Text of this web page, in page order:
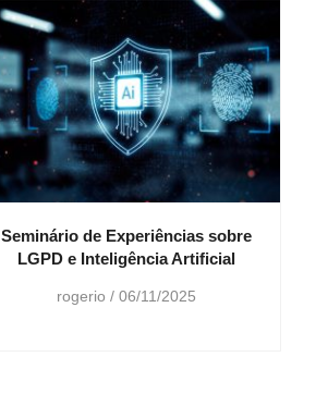
Seminário de Experiências sobre
LGPD e Inteligência Artificial
rogerio 06/11/2025